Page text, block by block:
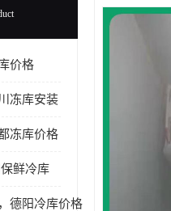
价格
冻库安装
冻库价格
鲜冷库
德阳冷库价格